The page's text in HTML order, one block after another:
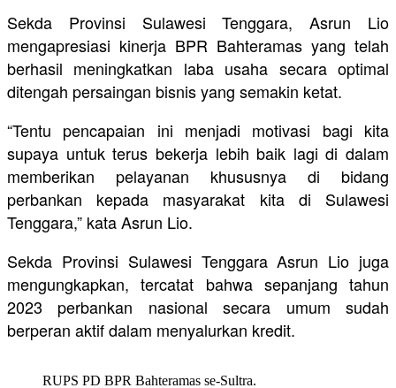
Sekda Provinsi Sulawesi Tenggara, Asrun Lio
mengapresiasi kinerja BPR Bahteramas yang telah
berhasil meningkatkan laba usaha secara optimal
ditengah persaingan bisnis yang semakin ketat.
“Tentu pencapaian ini menjadi motivasi bagi kita
supaya untuk terus bekerja lebih baik lagi di dalam
memberikan pelayanan khususnya di bidang
perbankan kepada masyarakat kita di Sulawesi
Tenggara,” kata Asrun Lio.
Sekda Provinsi Sulawesi Tenggara Asrun Lio juga
mengungkapkan, tercatat bahwa sepanjang tahun
2023 perbankan nasional secara umum sudah
berperan aktif dalam menyalurkan kredit.
RUPS PD BPR Bahteramas se-Sultra.